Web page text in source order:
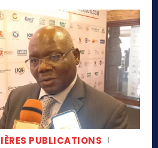
PUBLICATIONS